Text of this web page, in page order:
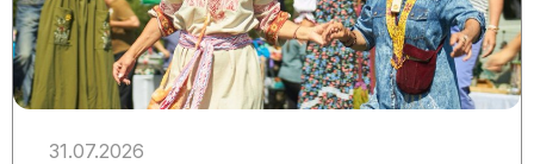
31.07.2026